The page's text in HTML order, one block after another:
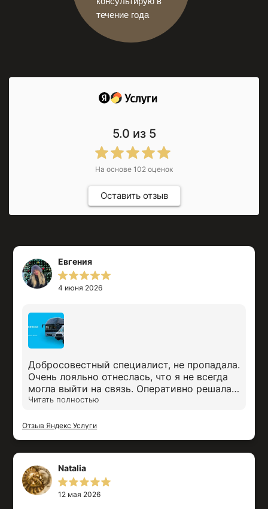
5.0 из 5
На основе 102 оценок
Оставить отзыв
Евгения
4 июня 2026
Добросовестный специалист, не пропадала.
Очень лояльно отнеслась, что я не всегда
могла выйти на связь. Оперативно решала
вопросы, обновила нам сайт. Заключила
Спасибо!
Читать полностью
Отзыв Яндекс Услуги
Natalia
12 мая 2026
способ связи
Написать вWhatsAppилиTelegram
С клиентами из
Екатеринбурга могу
встретиться лично.
+7 922 113 55
[05] Контакты
предоставляю закрывающие документы